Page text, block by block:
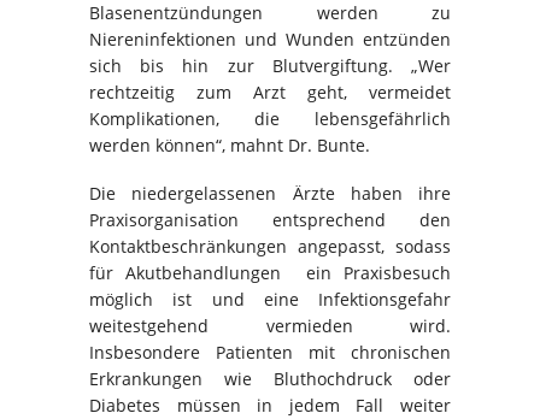
Blasenentzündungen werden zu
Niereninfektionen und Wunden entzünden
sich bis hin zur Blutvergiftung. „Wer
rechtzeitig zum Arzt geht, vermeidet
Komplikationen, die lebensgefährlich
werden können“, mahnt Dr. Bunte.
Die niedergelassenen Ärzte haben ihre
Praxisorganisation entsprechend den
Kontaktbeschränkungen angepasst, sodass
für Akutbehandlungen ein Praxisbesuch
möglich ist und eine Infektionsgefahr
weitestgehend vermieden wird.
Insbesondere Patienten mit chronischen
Erkrankungen wie Bluthochdruck oder
Diabetes müssen in jedem Fall weiter